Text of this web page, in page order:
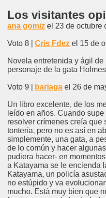
Los visitantes
ana gomiz el 23 de octubre
Voto 8 | Cris Fdez el 15 de
Novela entretenida y ágil de
personaje de la gata
Voto 9 | bariaga el 26 de
Un libro excelente, de los
leído en años. Cuando
resolver crímenes creía que
tontería, pero no es así en
simplemente, una gata, a
de lo común y hacer
pudiera hacer- en
a Katayama se le encienda
Katayama, un policía
no estúpido y va
mucho. Está muy bien que